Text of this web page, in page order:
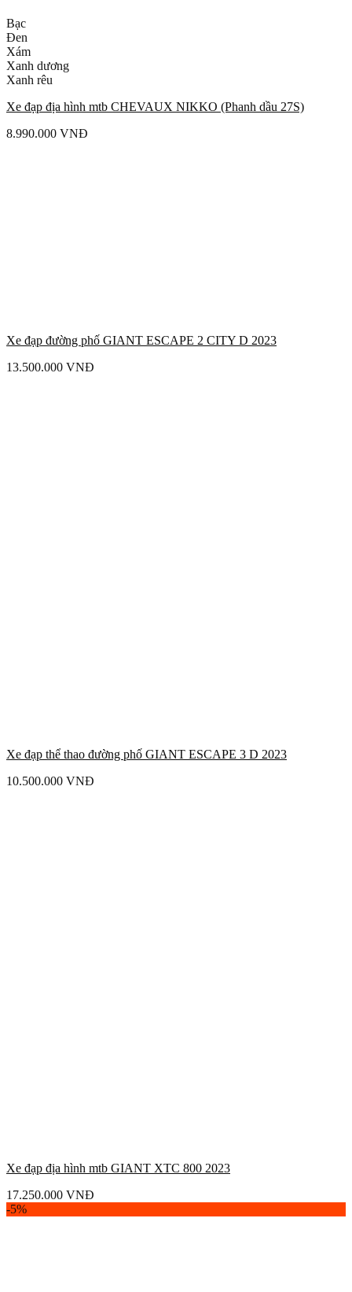
Bạc
Đen
Xám
Xanh dương
Xanh rêu
Xe đạp địa hình mtb CHEVAUX NIKKO (Phanh dầu 27S)
8.990.000 VNĐ
Xe đạp đường phố GIANT ESCAPE 2 CITY D 2023
13.500.000 VNĐ
Xe đạp thể thao đường phố GIANT ESCAPE 3 D 2023
10.500.000 VNĐ
Xe đạp địa hình mtb GIANT XTC 800 2023
17.250.000 VNĐ
-5%